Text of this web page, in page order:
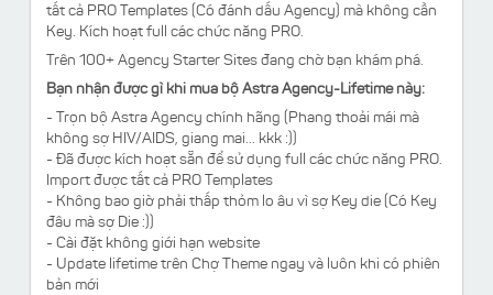
tất cả PRO Templates (Có đánh dấu Agency) mà không cần
Key. Kích hoạt full các chức năng PRO.
Trên 100+ Agency Starter Sites đang chờ bạn khám phá.
Bạn nhận được gì khi mua bộ Astra Agency-Lifetime này:
- Trọn bộ Astra Agency chính hãng (Phang thoải mái mà
không sợ HIV/AIDS, giang mai... kkk :))
- Đã được kích hoạt sẵn để sử dụng full các chức năng PRO.
Import được tất cả PRO Templates
- Không bao giờ phải thấp thỏm lo âu vì sợ Key die (Có Key
đâu mà sợ Die :))
- Cài đặt không giới hạn website
- Update lifetime trên Chợ Theme ngay và luôn khi có phiên
bản mới